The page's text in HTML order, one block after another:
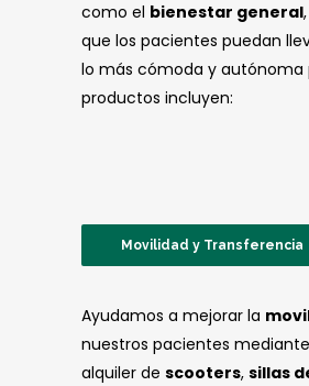
como el bienestar general
que los pacientes puedan
lo más cómoda y autónoma
productos incluyen:
Movilidad y Transferencia
Ayudamos a mejorar la
nuestros pacientes
alquiler de scooters, sillas